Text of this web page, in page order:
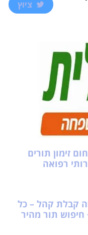
ציוץ
זימון תורים
רפואה
קבלת קהל – כל
חיפוש תור מהיר